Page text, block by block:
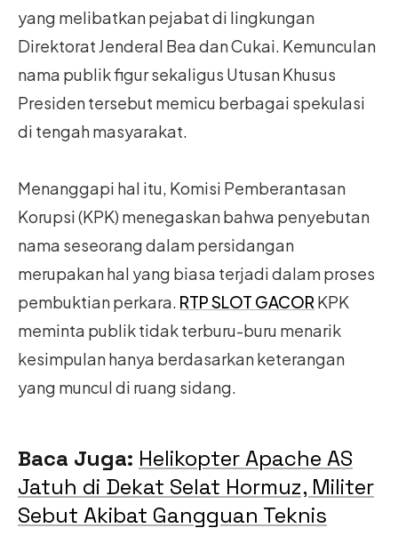
yang melibatkan pejabat di lingkungan
Direktorat Jenderal Bea dan Cukai. Kemunculan
nama publik figur sekaligus Utusan Khusus
Presiden tersebut memicu berbagai spekulasi
di tengah masyarakat.
Menanggapi hal itu, Komisi Pemberantasan
Korupsi (KPK) menegaskan bahwa penyebutan
nama seseorang dalam persidangan
merupakan hal yang biasa terjadi dalam proses
pembuktian perkara. RTP SLOT GACOR KPK
meminta publik tidak terburu-buru menarik
kesimpulan hanya berdasarkan keterangan
yang muncul di ruang sidang.
Baca Juga: Helikopter Apache AS
Jatuh di Dekat Selat Hormuz, Militer
Sebut Akibat Gangguan Teknis